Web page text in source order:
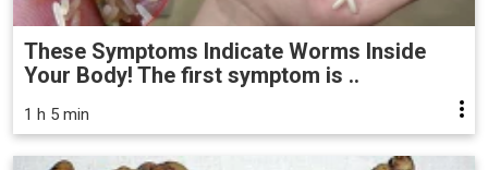
These Symptoms Indicate Worms Inside
Your Body! The first symptom is ..
1 h 5 min